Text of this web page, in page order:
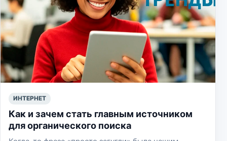
ИНТЕРНЕТ
Как и зачем стать главным источником
для органического поиска